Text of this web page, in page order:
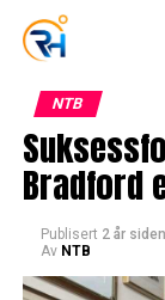
NTB
Bradford
Publisert 2 år siden
Av NTB